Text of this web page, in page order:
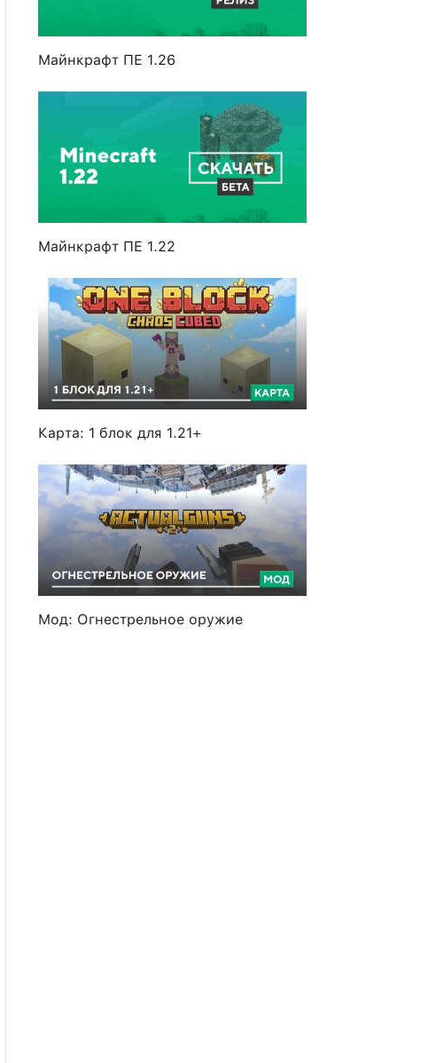
Майнкрафт ПЕ 1.26
Майнкрафт ПЕ 1.22
Карта: 1 блок для 1.21+
Мод: Огнестрельное оружие